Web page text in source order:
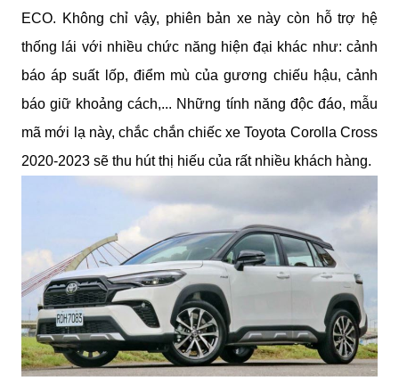
ECO. Không chỉ vậy, phiên bản xe này còn hỗ trợ hệ
thống lái với nhiều chức năng hiện đại khác như: cảnh
báo áp suất lốp, điểm mù của gương chiếu hậu, cảnh
báo giữ khoảng cách,... Những tính năng độc đáo, mẫu
mã mới lạ này, chắc chắn chiếc xe Toyota Corolla Cross
2020-2023 sẽ thu hút thị hiếu của rất nhiều khách hàng.